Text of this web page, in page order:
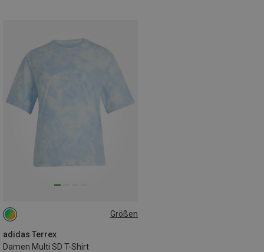
Größen
adidas Terrex
Damen Multi SD T-Shirt
XS